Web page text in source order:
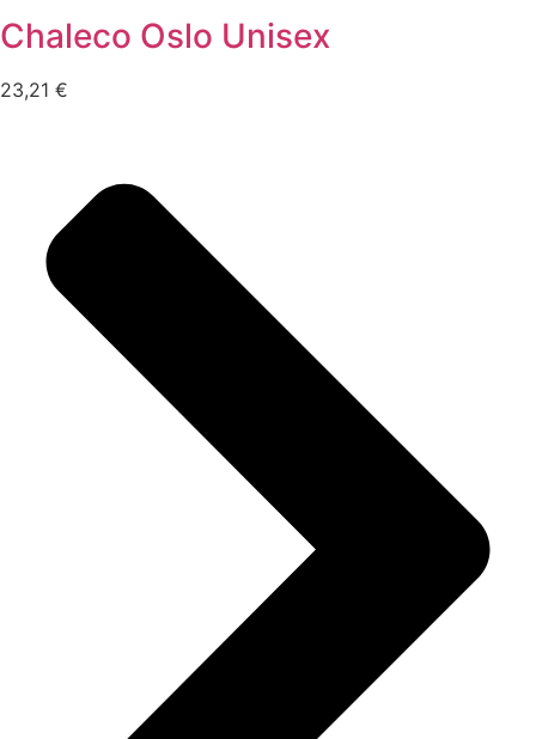
Chaleco Oslo Unisex
23,21 €